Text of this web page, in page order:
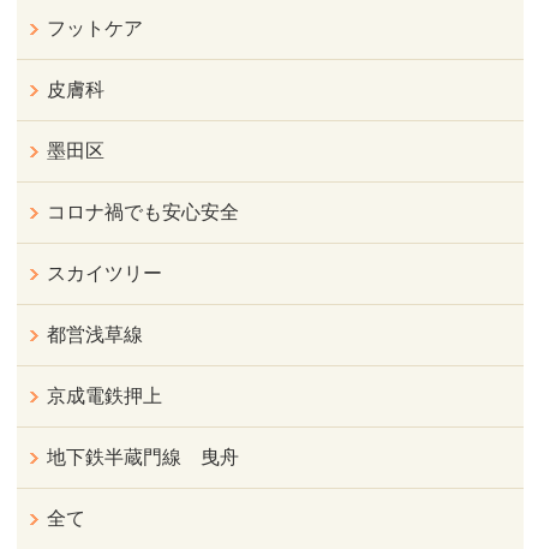
フットケア
皮膚科
墨田区
コロナ禍でも安心安全
スカイツリー
都営浅草線
京成電鉄押上
地下鉄半蔵門線 曳舟
全て